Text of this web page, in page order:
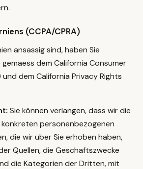
(CCPA/CPRA)
ansassig sind, haben Sie
dem California Consumer
dem California Privacy Rights
Sie können verlangen, dass wir die
personenbezogenen
die wir über Sie erhoben haben,
Quellen, die Geschaftszwecke
die Kategorien der Dritten, mit